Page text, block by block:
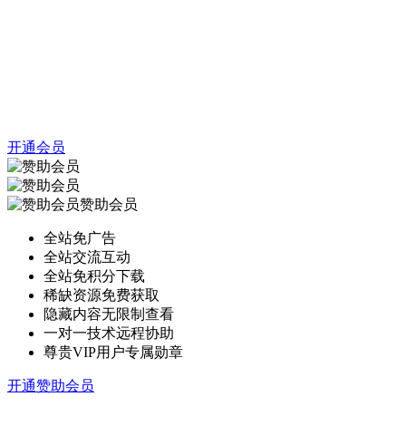
开通会员
赞助会员
全站免广告
全站交流互动
全站免积分下载
稀缺资源免费获取
隐藏内容无限制查看
一对一技术远程协助
尊贵VIP用户专属勋章
开通赞助会员